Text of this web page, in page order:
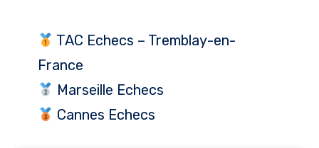
TAC Echecs – Tremblay-en-
France
Marseille Echecs
Cannes Echecs